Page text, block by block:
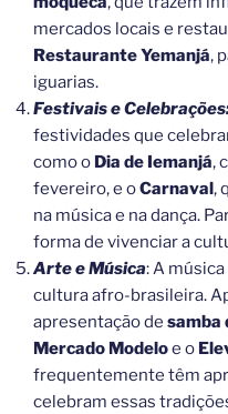
mercados locais e
Restaurante Yemanjá,
iguarias.
Festivais e
festividades que
como o Dia de Iemanjá,
fevereiro, e oCarnaval ,
na música e na dança.
forma de vivenciar a
Arte e Música: A
cultura afro-brasileira.
apresentação de samba
Mercado Modeloe o
frequentemente têm
celebram essas